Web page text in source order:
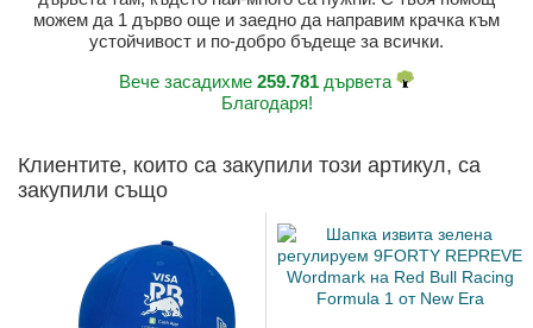
можем да 1 дърво още и заедно да направим крачка към
устойчивост и по-добро бъдеще за всички.
Вече засадихме 259.781 дървета
Благодаря!
Клиентите, които са закупили този артикул, са
закупили също